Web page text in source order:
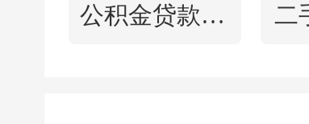
机构和教育部直
公积金贷款手续流程 二